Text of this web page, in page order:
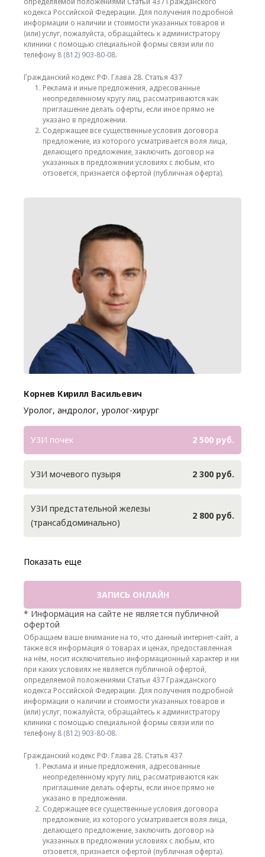
кодекса Российской Федерации. Для получения подробной
информации о наличии и стоимости указанных товаров и
(или) услуг, пожалуйста, обращайтесь к администратору
клиники с помощью специальной формы связи или по
телефону 8 (812) 903-80-08.
Гражданский кодекс РФ. Глава 28. Статья 437
Реклама и иные предложения, адресованные
неопределенному кругу лиц, рассматриваются как
приглашение делать оферты, если иное прямо не
указано в предложении.
Содержащее все существенные условия договора
предложение, из которого усматривается воля лица,
делающего предложение, заключить договор на
указанных в предложении условиях с любым, кто
отзовется, признается офертой (публичная оферта).
Корнев Кирилл Васильевич
Уролог, андролог, уролог-хирург
УЗИ почек 2 500 руб.
УЗИ мочевого пузыря 2 300 руб.
УЗИ предстательной железы
(трансабдоминально)
2 800 руб.
Показать еще
ЗАПИСЬ ОНЛАЙН
* Информация на сайте не является публичной
офертой
Обращаем ваше внимание на то, что данный интернет-сайт, а
также вся информация о товарах и ценах, предоставленная
на нём, носит исключительно информационный характер и ни
при каких условиях не является публичной офертой,
определяемой положениями Статьи 437 Гражданского
кодекса Российской Федерации. Для получения подробной
информации о наличии и стоимости указанных товаров и
(или) услуг, пожалуйста, обращайтесь к администратору
клиники с помощью специальной формы связи или по
телефону 8 (812) 903-80-08.
Гражданский кодекс РФ. Глава 28. Статья 437
Реклама и иные предложения, адресованные
неопределенному кругу лиц, рассматриваются как
приглашение делать оферты, если иное прямо не
указано в предложении.
Содержащее все существенные условия договора
предложение, из которого усматривается воля лица,
делающего предложение, заключить договор на
указанных в предложении условиях с любым, кто
отзовется, признается офертой (публичная оферта).